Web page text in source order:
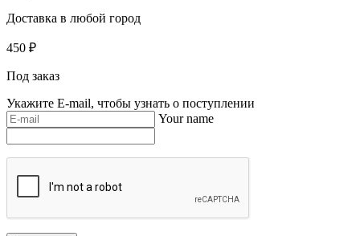
Доставка в любой город
450 ₽
Под заказ
Укажите E-mail, чтобы узнать о поступлении
Your name